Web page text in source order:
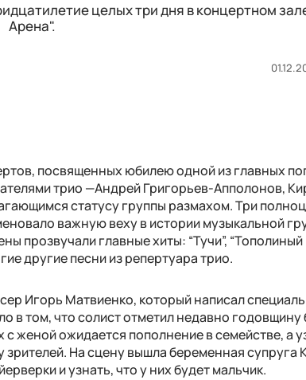
целых три дня в концертном
Арена".
посвященных юбилею одной из главных
трио —Андрей Григорьев-Апполонов,
статусу группы размахом. Три
важную веху в истории музыкальной
прозвучали главные хиты: “Тучи”, “Тополиный
другие песни из репертуара трио.
Игорь Матвиенко, который написал
в том, что солист отметил недавно годовщину
женой ожидается пополнение в семействе, а
На сцену вышла беременная супруга
и узнать, что у них будет мальчик.